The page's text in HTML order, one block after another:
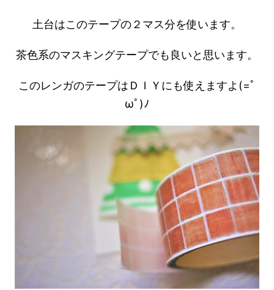
土台はこのテープの２マス分を使います。
茶色系のマスキングテープでも良いと思います。
このレンガのテープはＤＩＹにも使えますよ(=ﾟ
ωﾟ)ﾉ